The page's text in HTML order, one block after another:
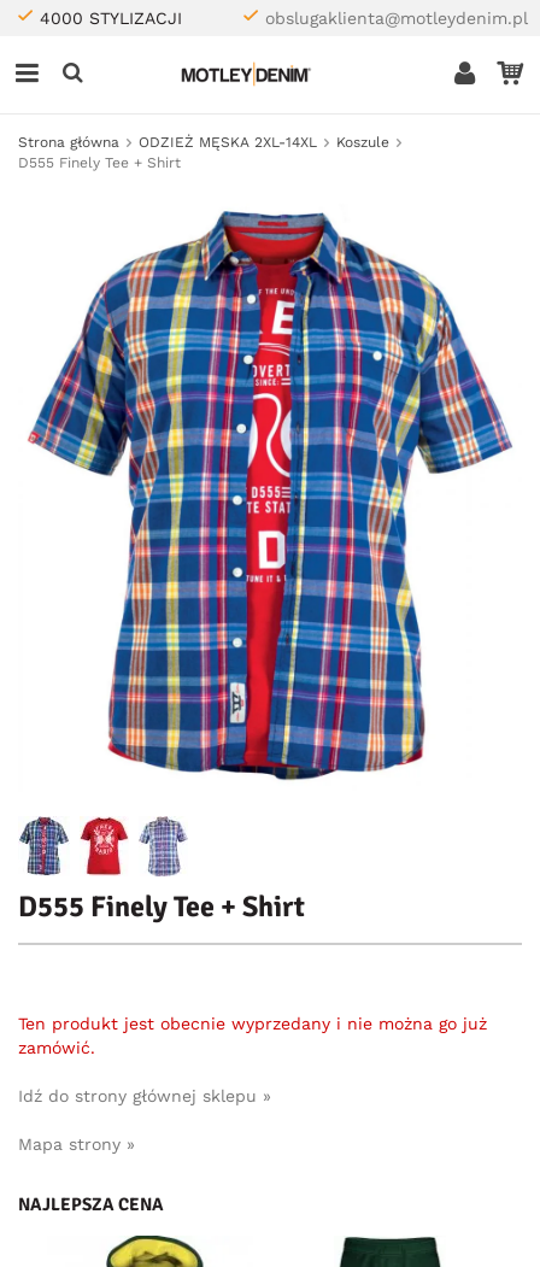
4000 STYLIZACJI obslugaklienta@motleydenim.pl
Strona główna ODZIEŻ MĘSKA 2XL-14XL
Koszule
D555 Finely Tee + Shirt
D555 Finely Tee + Shirt
Ten produkt jest obecnie wyprzedany i nie można go już
zamówić.
Idź do strony głównej sklepu »
Mapa strony »
NAJLEPSZA CENA